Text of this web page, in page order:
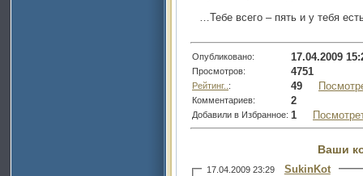
…Тебе всего – пять и у тебя
Опубликовано: 17.04.2009
Просмотров: 4751
Рейтинг.. : 49
Комментариев: 2
Добавили в Избранное: 1
Ваши
17.04.2009 23:29
SukinKot